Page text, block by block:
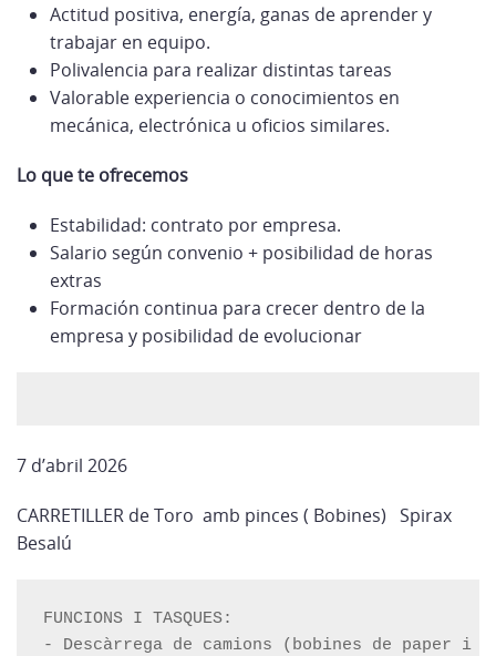
Actitud positiva, energía, ganas de aprender y
trabajar en equipo.
Polivalencia para realizar distintas tareas
Valorable experiencia o conocimientos en
mecánica, electrónica u oficios similares.
Lo que te ofrecemos
Estabilidad: contrato por empresa.
Salario según convenio + posibilidad de horas
extras
Formación continua para crecer dentro de la
empresa y posibilidad de evolucionar
7 d’abril 2026
CARRETILLER de Toro amb pinces ( Bobines) Spirax
Besalú
FUNCIONS I TASQUES:
- Descàrrega de camions (bobines de